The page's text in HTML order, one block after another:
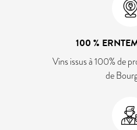
100 %
Vins issus à 100% de
de